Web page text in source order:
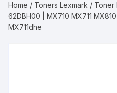
Home / Toners Lexmark / Toner
62DBH00 | MX710 MX711
MX711dhe